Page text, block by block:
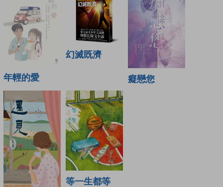
年輕的愛
幻滅既濟
癡戀您
等一生都等